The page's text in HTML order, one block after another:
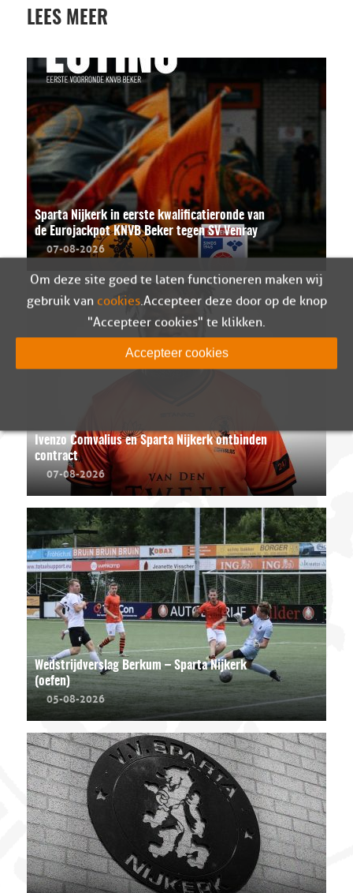
LEES MEER
Sparta Nijkerk in eerste kwalificatieronde van
de Eurojackpot KNVB Beker tegen SV Venray
07-08-2026
Ivenzo Comvalius en Sparta Nijkerk ontbinden
contract
07-08-2026
Wedstrijdverslag Berkum – Sparta Nijkerk
(oefen)
05-08-2026
Om deze site goed te laten functioneren maken wij
gebruik van cookies. Accepteer deze door op de knop
"Accepteer cookies" te klikken.
Accepteer cookies